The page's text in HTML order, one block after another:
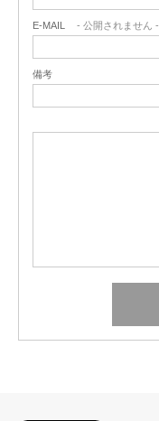
E-MAIL - 公開されません -
備考